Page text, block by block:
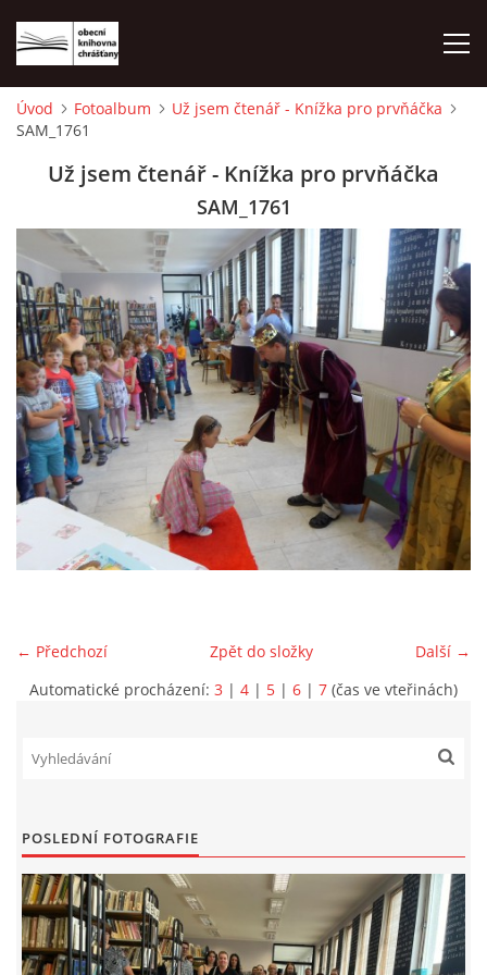
ÚVOD
VÝPŮJČNÍ DOBA
KONTAKTY
ON-LINE KATALOG
WEBOVÁ KAMERA
VIDEA Z DRONU
"KNIHOBUDKY"
E-KNIHY DO KAŽDÉ KNIHOVNY
GRANTY A DOTACE
Úvod Fotoalbum
Už jsem čtenář - Knížka pro prvňáčka
SAM_1761
Už jsem čtenář - Knížka pro prvňáčka
SAM_1761
← Předchozí Další →
Zpět do složky
Automatické procházení: 3 | 4 | 5 | 6 | 7 (čas ve vteřinách)
POSLEDNÍ FOTOGRAFIE